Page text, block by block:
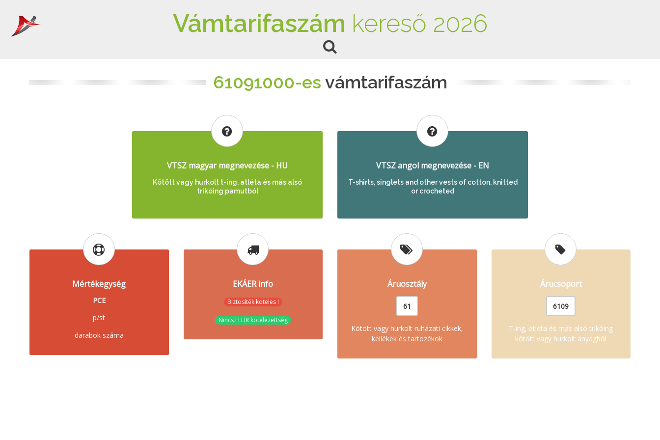
Vámtarifaszám kereső 2026
61091000-es vámtarifaszám
VTSZ magyar megnevezése - HU
Kötött vagy hurkolt t-ing, atléta és más alsó
trikóing pamutból
VTSZ angol megnevezése - EN
T-shirts, singlets and other vests of cotton, knitted
or crocheted
Mértékegység
PCE
p/st
darabok száma
EKÁER info
Biztosíték köteles !
Nincs FELIR kötelezettség
Áruosztály
61
Kötött vagy hurkolt ruházati cikkek,
kellékek és tartozékok
Árucsoport
6109
T-ing, atléta és más alsó trikóing
kötött vagy hurkolt anyagból